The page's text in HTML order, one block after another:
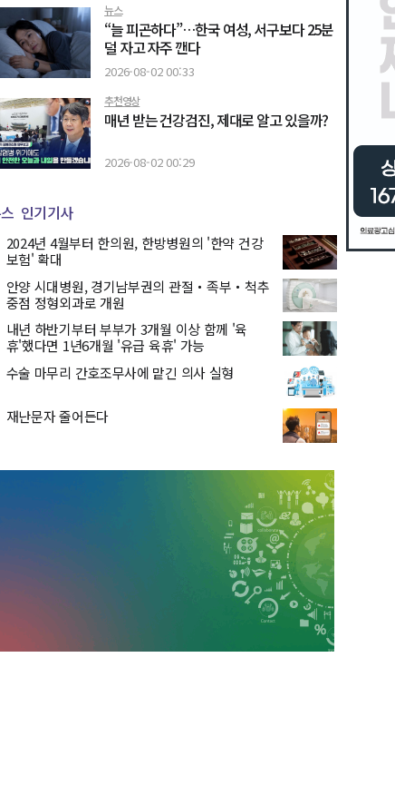
뉴스
“늘 피곤하다”…한국 여성, 서구보다 25분
덜 자고 자주 깬다
2026-08-02 00:33
추천영상
매년 받는 건강검진, 제대로 알고 있을까?
2026-08-02 00:29
인기기사
2024년 4월부터 한의원, 한방병원의 '한약 건강
보험' 확대
안양 시대병원, 경기남부권의 관절・족부・척추
중점 정형외과로 개원
내년 하반기부터 부부가 3개월 이상 함께 '육
휴'했다면 1년6개월 '유급 육휴' 가능
수술 마무리 간호조무사에 맡긴 의사 실형
재난문자 줄어든다